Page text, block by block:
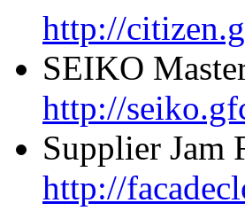
http://
SEIKO
http://
Supplier Jam
http://